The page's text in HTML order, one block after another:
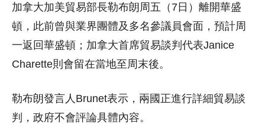
加拿大加美貿易部長勒布朗周五（7日）離開華盛
頓，此前曾與業界團體及多名參議員會面，預計周
一返回華盛頓；加拿大首席貿易談判代表Janice
Charette則會留在當地至周末後。
勒布朗發言人Brunet表示，兩國正進行詳細貿易談
判，政府不會評論具體內容。